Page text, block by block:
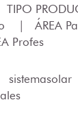
TIPO
| ÁREA
Profes
sistemasolar